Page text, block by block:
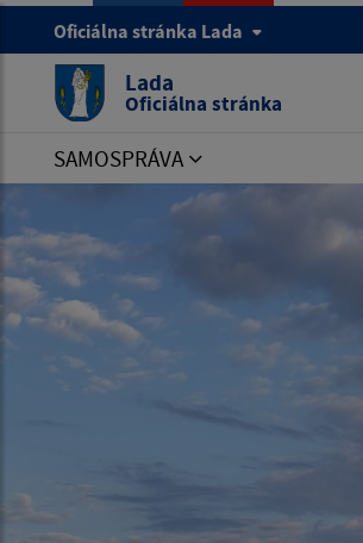
Oficiálna stránka Lada
Lada
Oficiálna stránka
SAMOSPRÁVA